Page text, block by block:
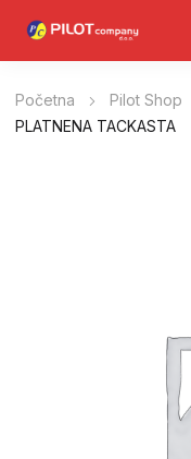
Početna Pilot Shop
PLATNENA TACKASTA